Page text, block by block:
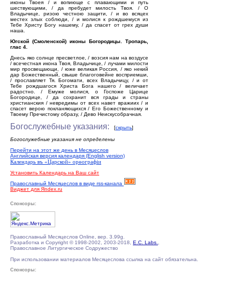
иконы Твоея / и вопиюще с плавающими и путь
шествующими, / да пребудет милость Твоя. / О
Владычице, ризою честною защити, / и во всяцех
местех злых соблюди, / и молися к рождшемуся из
Тебе Христу Богу нашему, / да спасет от грех души
наша.
Югской (Смоленской) иконы Богородицы. Тропарь,
глас 4.
Днесь яко солнце пресветлое, / возсия нам на воздусе
/ всечестная икона Твоя, Владычице, / лучами милости
мир просвещающи, / юже великая Россия, / яко некий
дар Божественный, свыше благоговейне восприемши,
/ прославляет Тя. Богомати, всех Владычицу, / и от
Тебе рождшагося Христа Бога нашего / величает
радостно. / Емуже молися, о Госпоже Царице
Богородице, / да сохранит вся грады и страны
христианския / невредимы от всех навет вражиих / и
спасет верою покланяющихся / Его Божественному и
Твоему Пречистому образу, / Дево Неискусобрачная.
Богослужебные указания: [скрыть]
Богослужебные указания не определены
Перейти на этот же день в Месяцеслов
Английская версия календаря (English version)
Календарь въ «Царской» орѳографiи
Установить Календарь на Ваш сайт
Православный Месяцеслов в виде rss-канала
Виджет для Яndex.ru
Спонсоры:
Православный Месяцеслов Online, вер. 3.99g.
Разработка и Copyright © 1998-2002, 2003-2018, E.C. Labs.
Православное Литургическое Содружество
При использовании материалов Месяцеслова ссылка на сайт обязательна.
Спонсоры: